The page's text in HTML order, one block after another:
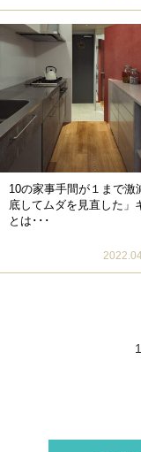
10の家事手間が１まで
底してムダを見直した」
とは･･･